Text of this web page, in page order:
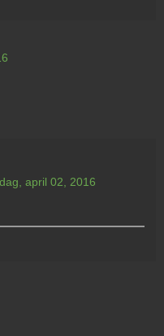
april 02, 2016